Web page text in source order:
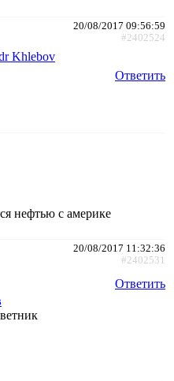
20/08/2017 09:56:59
#2402524
Khlebov
Ответить
нефтью с америке
20/08/2017 11:32:36
#2402531
Ответить